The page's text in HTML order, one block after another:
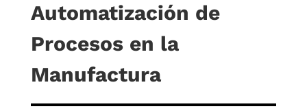
Automatización de
Procesos en la
Manufactura